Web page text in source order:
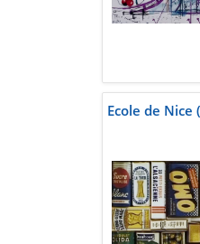
Ecole de Nice